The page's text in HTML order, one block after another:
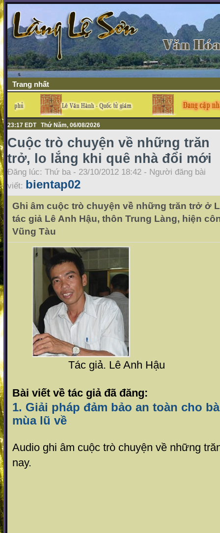
Trang nhất
23:17 EDT Thứ Năm, 06/08/2026
Cuộc trò chuyện về những trăn
trở, lo lắng khi quê nhà đổi mới
Đăng lúc: Thứ ba - 23/10/2012 18:42 - Người đăng bài
viết: bientap02
Ghi âm cuộc trò chuyện về những trăn trở ở
tác giả Lê Anh Hậu, thôn Trung Làng, hiện
Vũng Tàu
Tác giả. Lê Anh Hậu
Bài viết về tác giả đã đăng:
1. Giải pháp đảm bảo an toàn cho
mùa lũ về
Audio ghi âm cuộc trò chuyện về những
nay.